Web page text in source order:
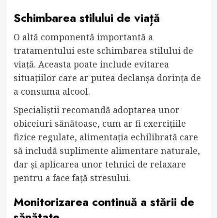
Schimbarea stilului de viață
O altă componentă importantă a
tratamentului este schimbarea stilului de
viață. Aceasta poate include evitarea
situațiilor care ar putea declanșa dorința de
a consuma alcool.
Specialiștii recomandă adoptarea unor
obiceiuri sănătoase, cum ar fi exercițiile
fizice regulate, alimentația echilibrată care
să includă suplimente alimentare naturale,
dar și aplicarea unor tehnici de relaxare
pentru a face față stresului.
Monitorizarea continuă a stării de